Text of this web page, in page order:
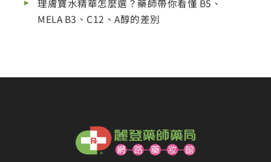
理膚寶水精華怎麼選？藥師帶你看懂 B5、
MELA B3、C12、A醇的差別